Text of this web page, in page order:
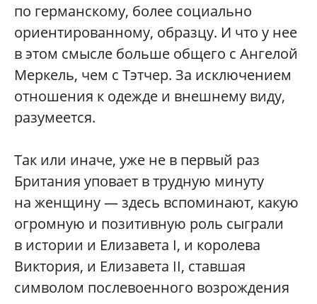
по германскому, более социально
ориентированному, образцу. И что у нее
в этом смысле больше общего с Ангелой
Меркель, чем с Тэтчер. За исключением
отношения к одежде и внешнему виду,
разумеется.
Так или иначе, уже не в первый раз
Британия уповает в трудную минуту
на женщину — здесь вспоминают, какую
огромную и позитивную роль сыграли
в истории и Елизавета I, и королева
Виктория, и Елизавета II, ставшая
символом послевоенного возрождения